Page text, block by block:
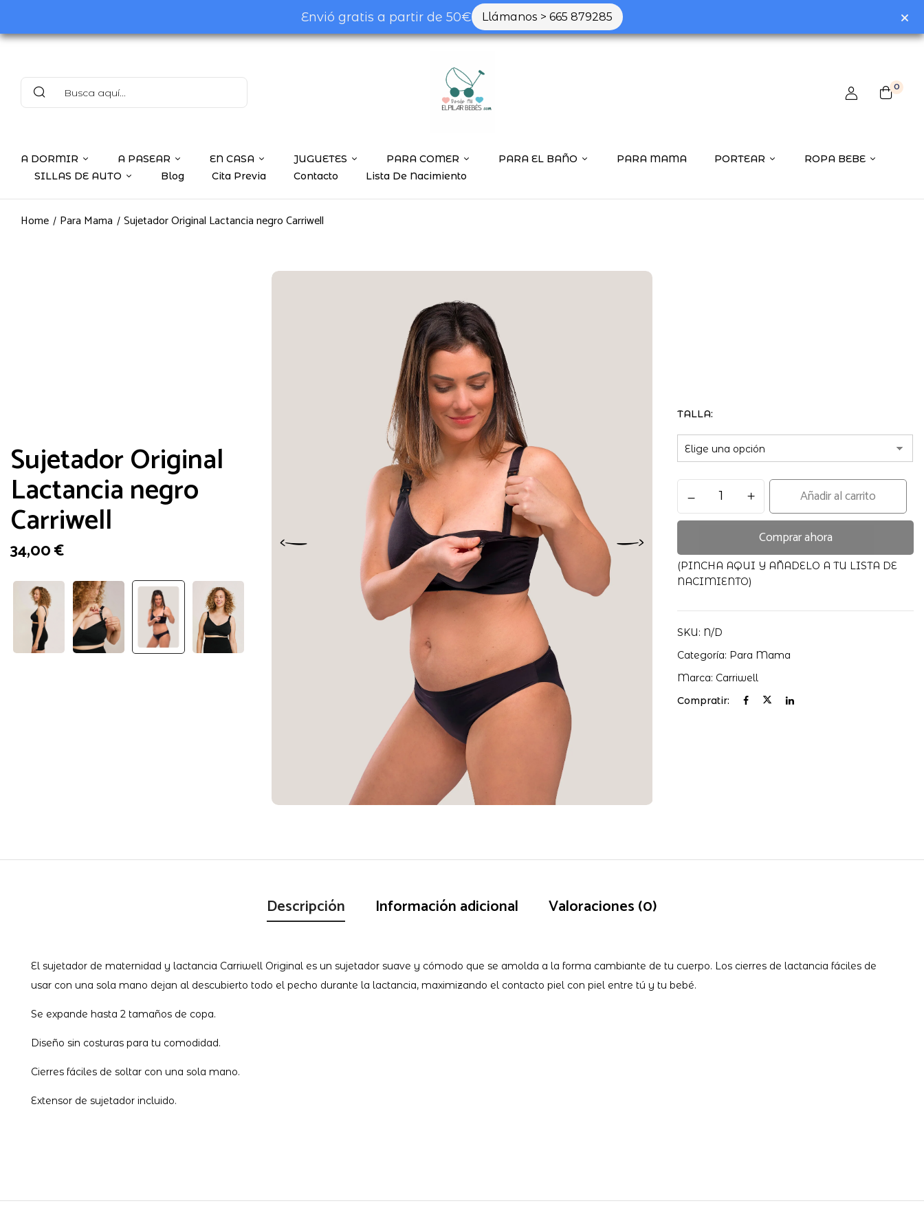
Envió gratis a partir de 50€ Llámanos > 665 879285
0
A DORMIR A PASEAR EN CASA JUGUETES PARA COMER PARA EL BAÑO PARA MAMA PORTEAR
ROPA BEBE
SILLAS DE AUTO
Blog Cita Previa Contacto Lista De Nacimiento
Home Para Mama Sujetador Original Lactancia negro Carriwell
Sujetador Original
Lactancia negro
Carriwell
34,00€
TALLA
Original
Lactancia
Carriwell
cantidad
Añadir al carrito
Comprar ahora
(PINCHA AQUI Y AÑADELO A TU LISTA DE
NACIMIENTO)
SKU: N/D
Categoría: Para Mama
Marca: Carriwell
Compratir:
Descripción Información adicional Valoraciones (0)
El sujetador de maternidad y lactancia Carriwell Original es un sujetador suave y cómodo que se amolda a la forma cambiante de tu cuerpo. Los cierres de lactancia fáciles de
usar con una sola mano dejan al descubierto todo el pecho durante la lactancia, maximizando el contacto piel con piel entre tú y tu bebé.
Se expande hasta 2 tamaños de copa.
Diseño sin costuras para tu comodidad.
Cierres fáciles de soltar con una sola mano.
Extensor de sujetador incluido.